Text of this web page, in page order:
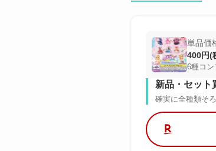
単品価
400円(
6種コン
新品・セット
確実に全種類そ